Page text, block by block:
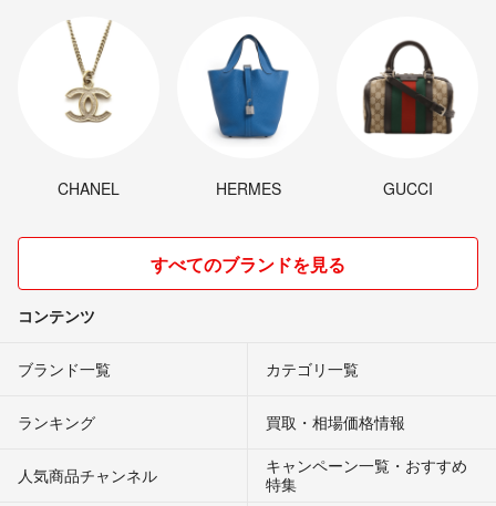
CHANEL HERMES GUCCI
すべてのブランドを見る
コンテンツ
ブランド一覧 カテゴリ一覧
ランキング 買取・相場価格情報
人気商品チャンネル
キャンペーン一覧・おすすめ
特集